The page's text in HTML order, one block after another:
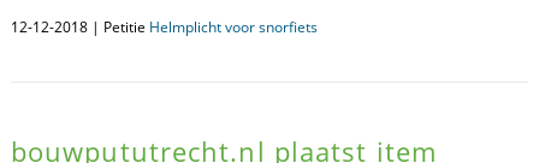
12-12-2018 | Petitie Helmplicht voor snorfiets
bouwpututrecht.nl plaatst item